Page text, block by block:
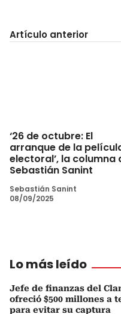
Artículo anterior
‘26 de octubre: El
arranque de la
electoral’, la columna
Sebastián Sanint
Sebastián Sanint
08/09/2025
Lo más leído
Jefe de finanzas del
ofreció $500 millones a
para evitar su captura